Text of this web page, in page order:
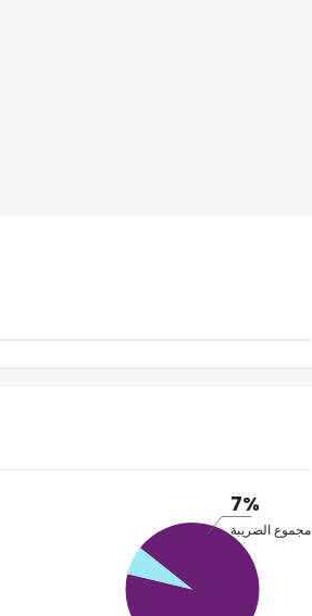
7%
مجموع الضريبة